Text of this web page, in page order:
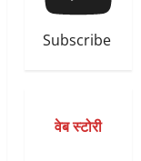
Subscribe
वेब स्टोरी